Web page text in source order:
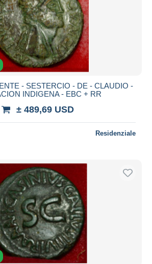
- SESTERCIO - DE - CLAUDIO -
INDIGENA - EBC + RR
± 489,69 USD
Residenziale